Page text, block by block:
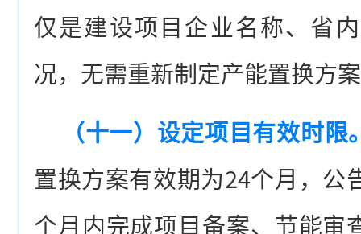
仅是建设项目企业名称、省
况，无需重新制定产能置换方
（十一）设定项目有效时限
置换方案有效期为24个月，公
个月内完成项目备案、节能审